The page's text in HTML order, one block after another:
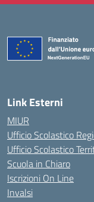
Link Esterni
MIUR
Ufficio Scolastico
Ufficio Scolastico
Scuola in Chiaro
Iscrizioni On Line
Invalsi